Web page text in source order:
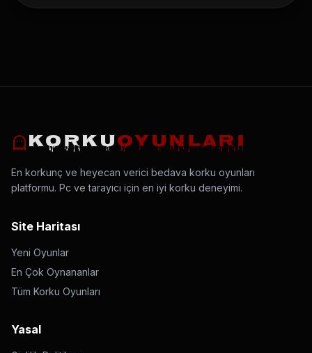
KORKUOYUNLARI
En korkunç ve heyecan verici bedava korku oyunları
platformu. Pc ve tarayıcı için en iyi korku deneyimi.
Site Haritası
Yeni Oyunlar
En Çok Oynananlar
Tüm Korku Oyunları
Yasal